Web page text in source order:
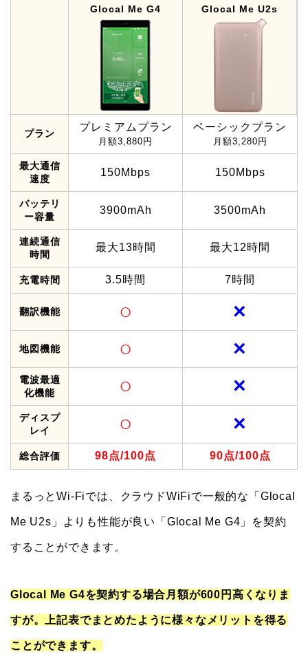
Glocal Me G4 Glocal Me U2s
プラン
プレミアムプラン
月額3,880円
ベーシックプラン
月額3,280円
最大通信
速度
150Mbps 150Mbps
バッテリ
ー容量
3900mAh 3500mAh
連続通信
時間
最大13時間 最大12時間
充電時間 3.5時間 7時間
翻訳機能 ○ ×
地図機能 ○ ×
電波最適
化機能
○ ×
ディスプ
レイ
○ ×
総合評価 98点/100点 90点/100点
まるっとWi-Fiでは、クラウドWiFiで一般的な「Glocal
Me U2s」よりも性能が良い「Glocal Me G4」を契約
することができます。
Glocal Me G4を契約する場合月額が600円高くなりま
すが。上記表でまとめたように様々なメリットを得る
ことができます。